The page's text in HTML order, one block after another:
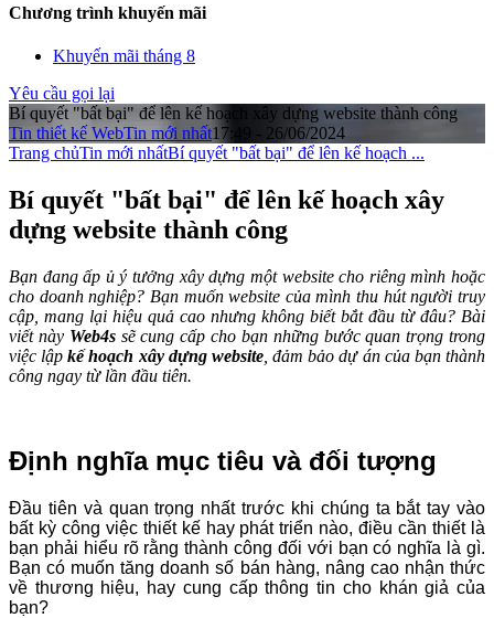
Chương trình khuyến mãi
Khuyến mãi tháng 8
Yêu cầu gọi lại
Bí quyết "bất bại" để lên kế hoạch xây dựng website thành công
Tin thiết kế WebTin mới nhất17:49 - 26/06/2024
Trang chủTin mới nhấtBí quyết "bất bại" để lên kế hoạch ...
Bí quyết "bất bại" để lên kế hoạch xây
dựng website thành công
Bạn đang ấp ủ ý tưởng xây dựng một website cho riêng mình hoặc
cho doanh nghiệp? Bạn muốn website của mình thu hút người truy
cập, mang lại hiệu quả cao nhưng không biết bắt đầu từ đâu? Bài
viết này Web4ssẽ cung cấp cho bạn những bước quan trọng trong
việc lậpkế hoạch xây dựng website, đảm bảo dự án của bạn thành
công ngay từ lần đầu tiên.
Định nghĩa mục tiêu và đối tượng
Đầu tiên và quan trọng nhất trước khi chúng ta bắt tay vào
bất kỳ công việc thiết kế hay phát triển nào, điều cần thiết là
bạn phải hiểu rõ rằng thành công đối với bạn có nghĩa là gì.
Bạn có muốn tăng doanh số bán hàng, nâng cao nhận thức
về thương hiệu, hay cung cấp thông tin cho khán giả của
bạn?